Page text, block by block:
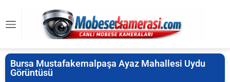
Bursa Mustafakemalpaşa Ayaz Mahallesi Uydu
Görüntüsü